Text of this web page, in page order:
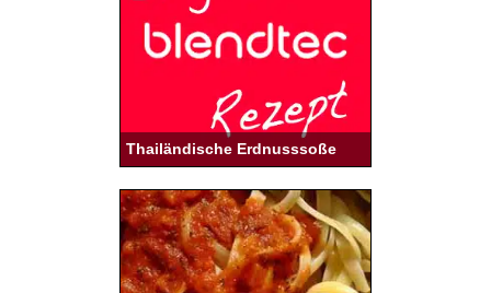
Thailändische Erdnusssoße